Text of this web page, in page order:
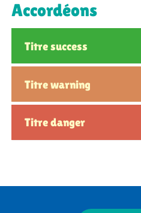
Accordéons
Titre success
Titre warning
Titre danger